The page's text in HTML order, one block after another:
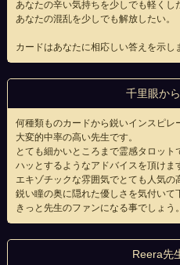
あなたの辛い気持ちを少しでも軽くし
あなたの混乱を少しでも解放したい。
カードはあなたに相応しい答えを示し
千里眼か
何種類ものカードから鋭いインスピレ
大変的中率の高い先生です。
とても細かいところまで霊感タロット
ハッとするようなアドバイスを頂けま
エキゾチックな雰囲気でとても人気の
鋭い瞳の奥に隠れた優しさを気付いて
きっと先生のファンになる事でしょう。
Reera先